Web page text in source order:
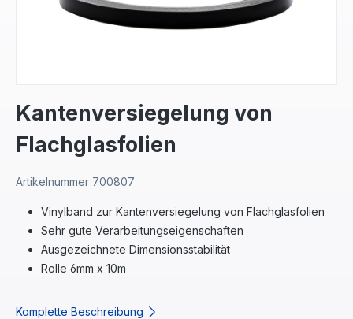
Kantenversiegelung von
Flachglasfolien
Artikelnummer 700807
Vinylband zur Kantenversiegelung von Flachglasfolien
Sehr gute Verarbeitungseigenschaften
Ausgezeichnete Dimensionsstabilität
Rolle 6mm x 10m
Komplette Beschreibung